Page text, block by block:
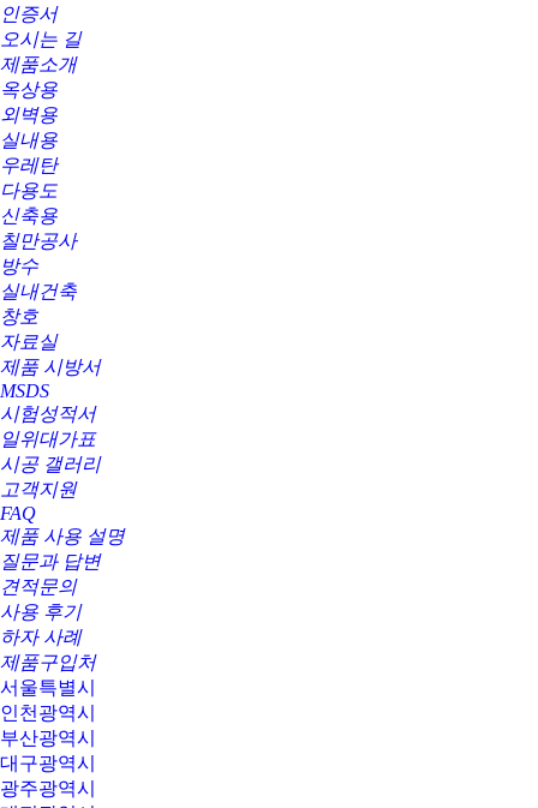
인증서
오시는 길
제품소개
옥상용
외벽용
실내용
우레탄
다용도
신축용
칠만공사
방수
실내건축
창호
자료실
제품 시방서
MSDS
시험성적서
일위대가표
시공 갤러리
고객지원
FAQ
제품 사용 설명
질문과 답변
견적문의
사용 후기
하자 사례
제품구입처
서울특별시
인천광역시
부산광역시
대구광역시
광주광역시